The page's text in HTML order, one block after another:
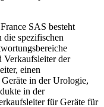
SAS besteht
die spezifischen
Verkaufsleiter der
einen
in der Urologie,
in der
für Geräte für